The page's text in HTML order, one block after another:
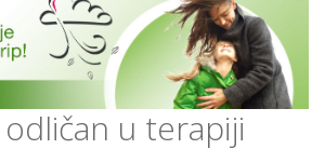
u terapiji